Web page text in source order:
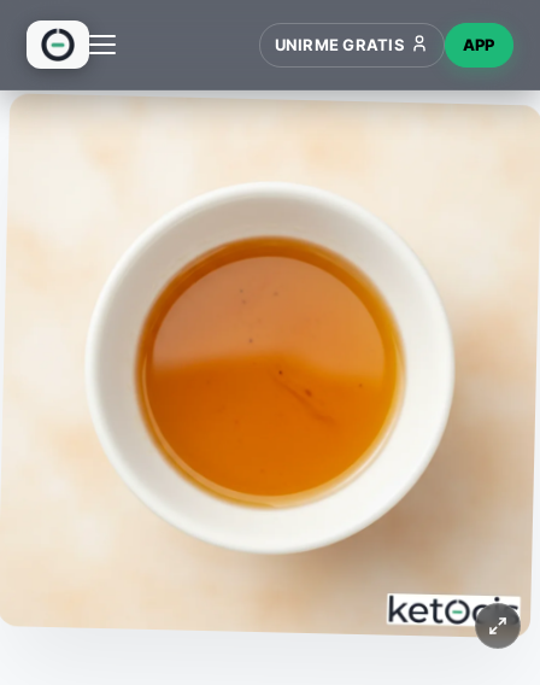
RECETAS
HUB
WIKI
NUEVO
UNIRME GRATIS APP